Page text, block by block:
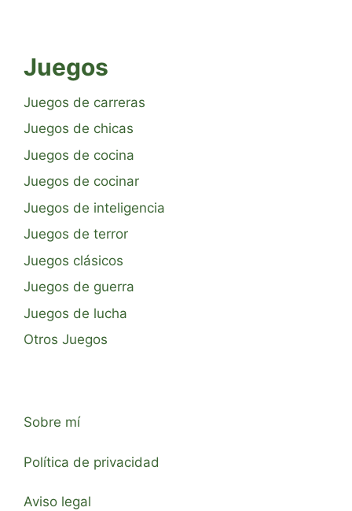
Juegos
Juegos de carreras
Juegos de chicas
Juegos de cocina
Juegos de cocinar
Juegos de inteligencia
Juegos de terror
Juegos clásicos
Juegos de guerra
Juegos de lucha
Otros Juegos
Sobre mí
Política de privacidad
Aviso legal